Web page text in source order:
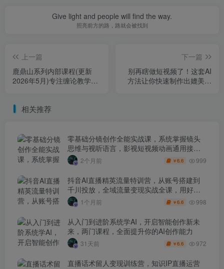
Give light and people will find the way.
照亮前方的路，路就会被找到
上一篇
鹿鼎山系列内部课程(更新
2026年5月)专注缠论教学，
下一篇
别再瞎做短视频了！这套AI
方法让你快速制作出媲美大
相关推荐
零基础分镜创作全能实战课，系统掌握镜头
思维与视听语言，影视短视频动画通用接单
技能2个月前 ￥6.6 999
抖音AI直播精英流量特训营，从账号搭建到
千川投放，全域流量变现实战全课，用好工
具让賺钱更简单
1个月前 ￥6.6 998
从入门到进阶系统学AI，开启智能创作新未
来，两门课程，全面提升你的AI创作能力
31天前 ￥6.6 972
直播话术留人变现训练营，知识IP直播运营